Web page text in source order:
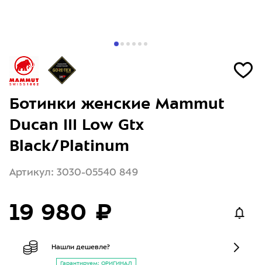
Ботинки женские Mammut
Ducan III Low Gtx
Black/Platinum
Артикул: 3030-05540 849
19 980 ₽
Нашли дешевле?
Гарантируем: ОРИГИНАЛ